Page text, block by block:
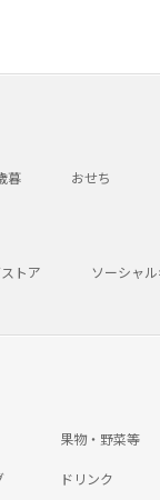
暮 おせち
トア ソーシャ
果物・野菜等
ドリンク